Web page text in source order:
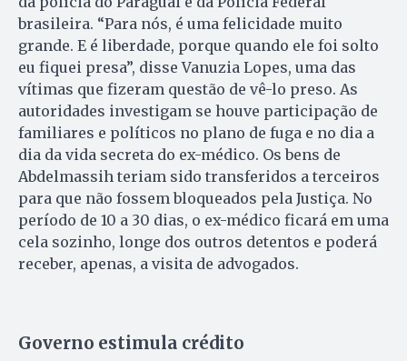
brasileira. “Para nós, é uma felicidade muito
grande. E é liberdade, porque quando ele foi solto
eu fiquei presa”, disse Vanuzia Lopes, uma das
vítimas que fizeram questão de vê-lo preso. As
autoridades investigam se houve participação de
familiares e políticos no plano de fuga e no dia a
dia da vida secreta do ex-médico. Os bens de
Abdelmassih teriam sido transferidos a terceiros
para que não fossem bloqueados pela Justiça. No
período de 10 a 30 dias, o ex-médico ficará em uma
cela sozinho, longe dos outros detentos e poderá
receber, apenas, a visita de advogados.
Governo estimula crédito